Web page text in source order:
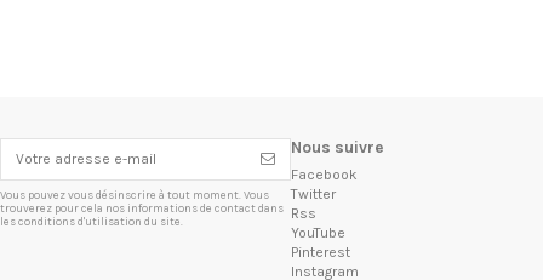
Vous pouvez vous désinscrire à tout moment. Vous
trouverez pour cela nos informations de contact dans
les conditions d'utilisation du site.
Nous suivre
Facebook
Twitter
Rss
YouTube
Pinterest
Instagram